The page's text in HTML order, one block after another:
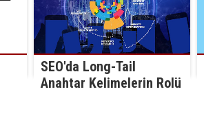
SEO'da Long-Tail
Anahtar Kelimelerin Rolü